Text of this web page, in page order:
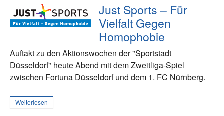
Just Sports – Für
Vielfalt Gegen
Homophobie
Auftakt zu den Aktionswochen der "Sportstadt
Düsseldorf" heute Abend mit dem Zweitliga-Spiel
zwischen Fortuna Düsseldorf und dem 1. FC Nürnberg.
Weiterlesen